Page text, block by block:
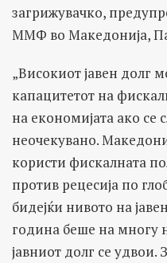
загрижувачко,
ММФ во Македонија,
„Високиот јавен долг
капацитетот на
на економијата ако се
неочекувано.
користи фискалната
против рецесија по
бидејќи нивото на
година беше на многу
јавниот долг се удвои.